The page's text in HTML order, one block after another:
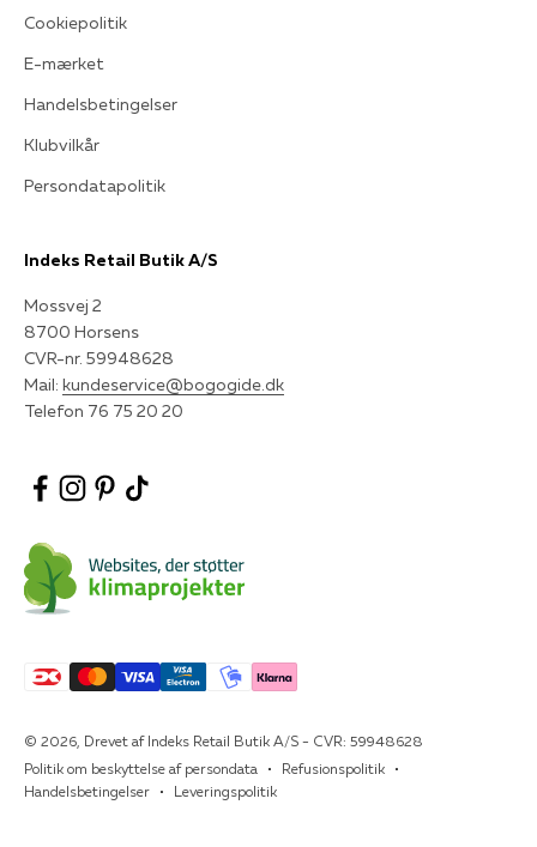
Cookiepolitik
E-mærket
Handelsbetingelser
Klubvilkår
Persondatapolitik
Indeks Retail Butik A/S
Mossvej 2
8700 Horsens
CVR-nr. 59948628
Mail: kundeservice@bogogide.dk
Telefon 76 75 20 20
© 2026, Drevet af Indeks Retail Butik A/S - CVR: 59948628
Politik om beskyttelse af persondata
Refusionspolitik
Handelsbetingelser
Leveringspolitik